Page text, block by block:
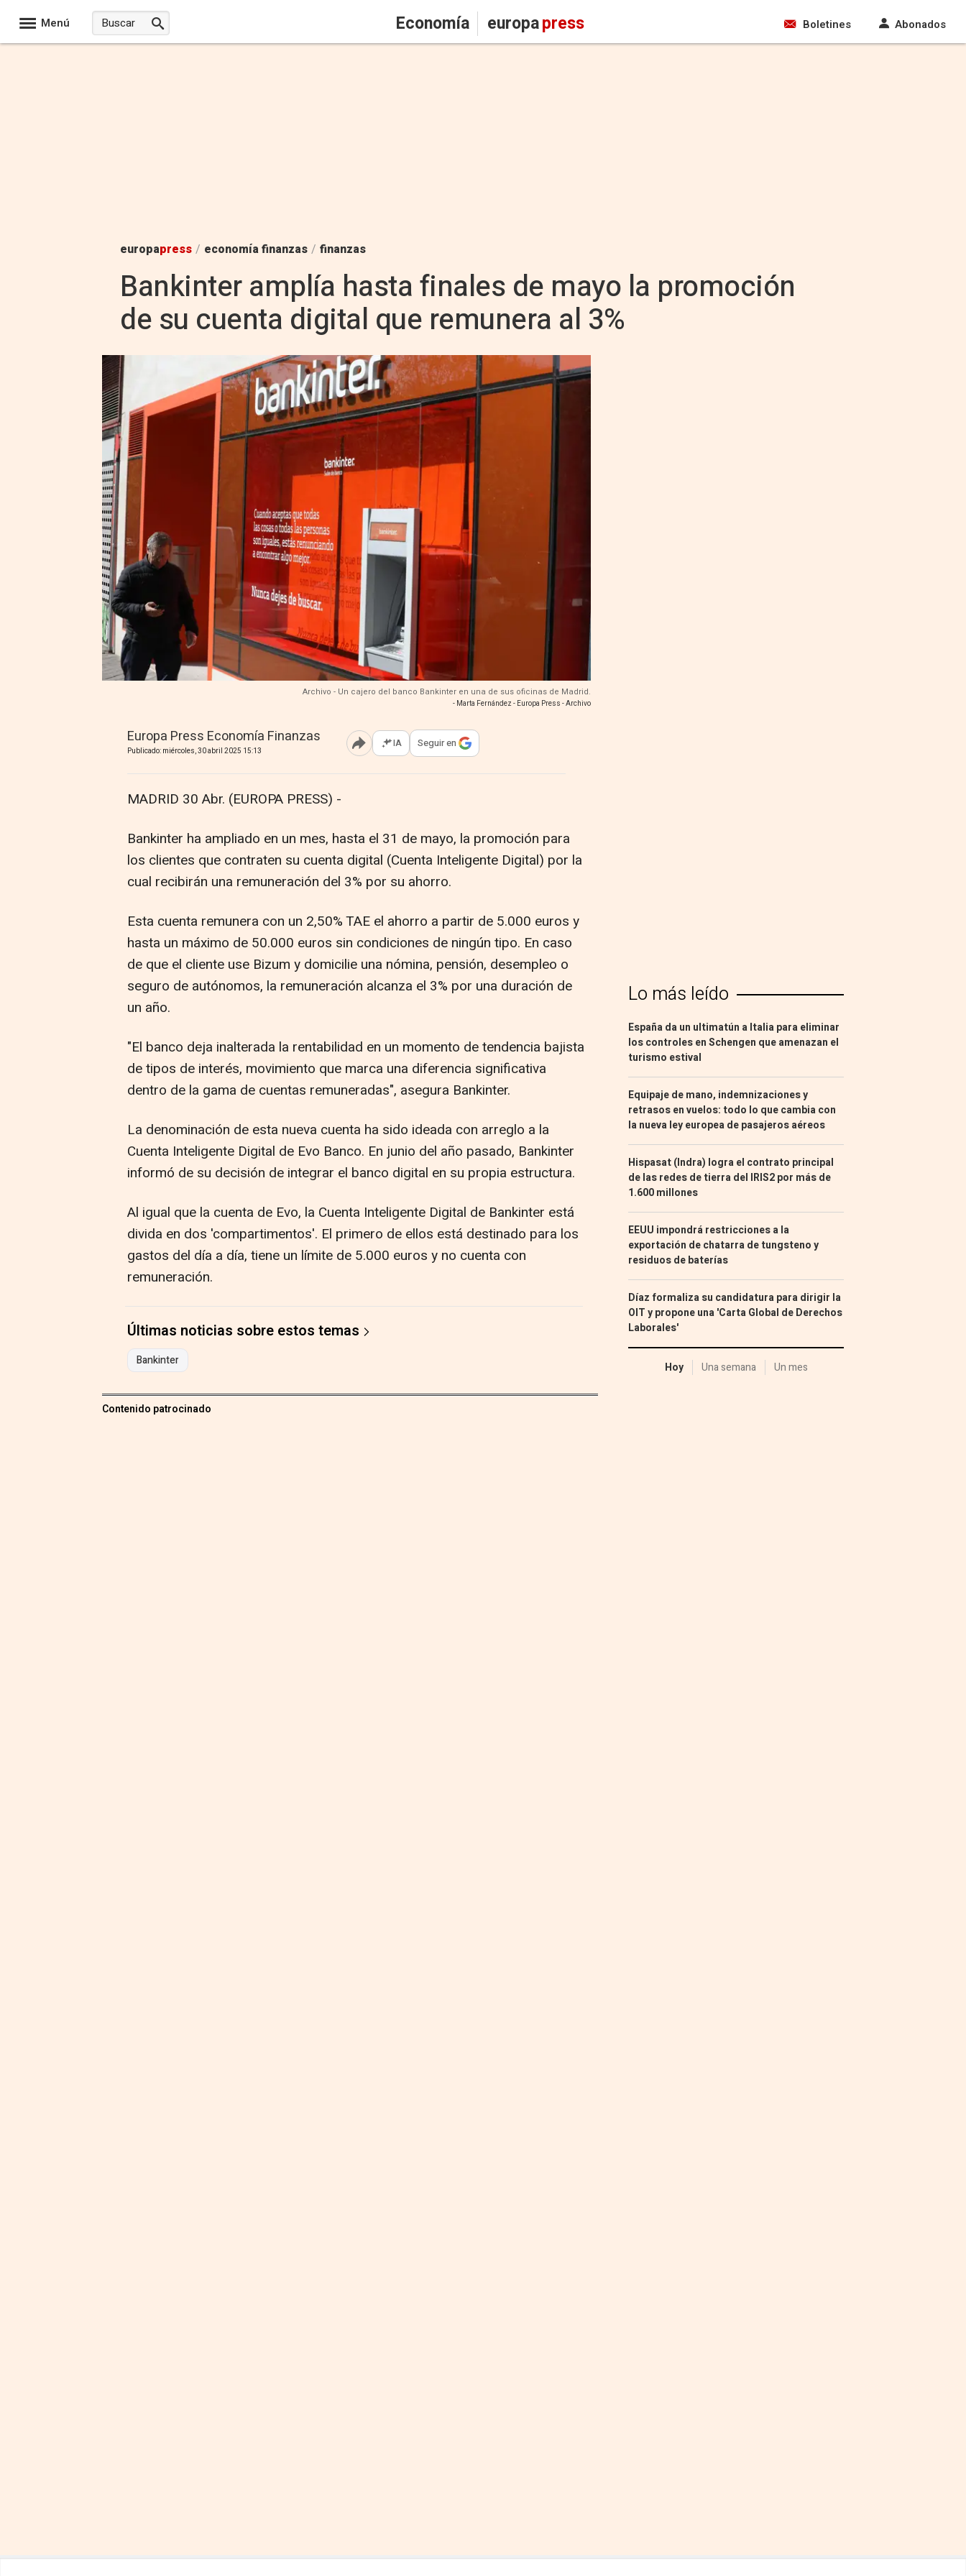
Menú Economía europapress Boletines Abonados
europapress / economía finanzas / finanzas
Bankinter amplía hasta finales de mayo la promoción
de su cuenta digital que remunera al 3%
Archivo - Un cajero del banco Bankinter en una de sus oficinas de Madrid.
- Marta Fernández - Europa Press - Archivo
Europa Press Economía Finanzas
Publicado: miércoles, 30 abril 2025 15:13 Abrir opciones para compartir
IA Seguir en
MADRID 30 Abr. (EUROPA PRESS) -
Bankinter ha ampliado en un mes, hasta el 31 de mayo, la promoción para
los clientes que contraten su cuenta digital (Cuenta Inteligente Digital) por la
cual recibirán una remuneración del 3% por su ahorro.
Esta cuenta remunera con un 2,50% TAE el ahorro a partir de 5.000 euros y
hasta un máximo de 50.000 euros sin condiciones de ningún tipo. En caso
de que el cliente use Bizum y domicilie una nómina, pensión, desempleo o
seguro de autónomos, la remuneración alcanza el 3% por una duración de
un año.
"El banco deja inalterada la rentabilidad en un momento de tendencia bajista
de tipos de interés, movimiento que marca una diferencia significativa
dentro de la gama de cuentas remuneradas", asegura Bankinter.
La denominación de esta nueva cuenta ha sido ideada con arreglo a la
Cuenta Inteligente Digital de Evo Banco. En junio del año pasado, Bankinter
informó de su decisión de integrar el banco digital en su propia estructura.
Al igual que la cuenta de Evo, la Cuenta Inteligente Digital de Bankinter está
divida en dos 'compartimentos'. El primero de ellos está destinado para los
gastos del día a día, tiene un límite de 5.000 euros y no cuenta con
remuneración.
Últimas noticias sobre estos temas
Bankinter
Contenido patrocinado
Lo más leído
España da un ultimatún a Italia para eliminar
los controles en Schengen que amenazan el
turismo estival
Equipaje de mano, indemnizaciones y
retrasos en vuelos: todo lo que cambia con
la nueva ley europea de pasajeros aéreos
Hispasat (Indra) logra el contrato principal
de las redes de tierra del IRIS2 por más de
1.600 millones
EEUU impondrá restricciones a la
exportación de chatarra de tungsteno y
residuos de baterías
Díaz formaliza su candidatura para dirigir la
OIT y propone una 'Carta Global de Derechos
Laborales'
Hoy Una semana Un mes